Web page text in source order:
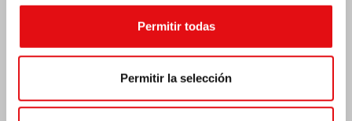
Permitir todas
Permitir la selección
Costa de Marfil: Doble jubileo de plata